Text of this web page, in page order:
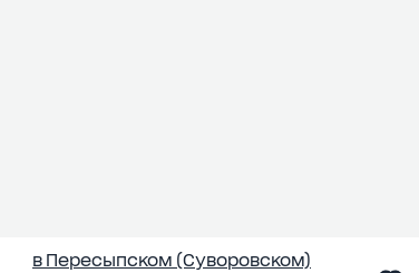
в Пересыпском (Суворовском)